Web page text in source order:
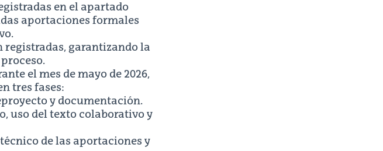
en el apartado
aportaciones formales
registradas, garantizando la
el mes de mayo de 2026,
tres fases:
y documentación.
uso del texto colaborativo y
de las aportaciones y